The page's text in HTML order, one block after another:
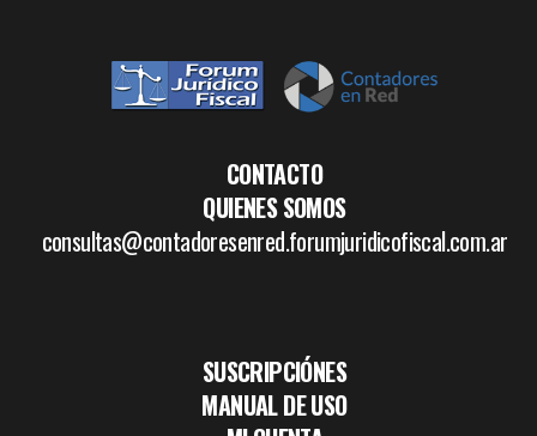
CONTACTO
QUIENES SOMOS
consultas@contadoresenred.forumjuridicofiscal.com.ar
SUSCRIPCIÓNES
MANUAL DE USO